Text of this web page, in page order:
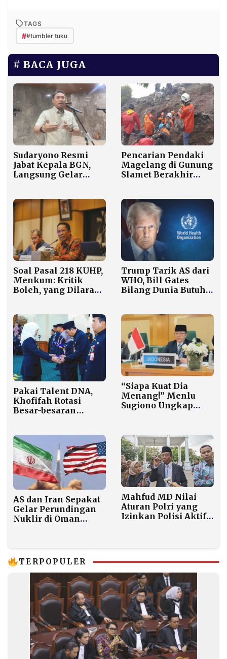
TAGS
##tumbler tuku
BACA JUGA
Sudaryono Resmi
Jabat Kepala BGN,
Langsung Gelar
Pencarian Pendaki
Magelang di Gunung
Slamet Berakhir
Pemantauan
Soal Pasal 218 KUHP,
Menkum: Kritik
Boleh, yang Dilarang
Trump Tarik AS dari
WHO, Bill Gates
Bilang Dunia Butuh
Pakai Talent DNA,
Khofifah Rotasi
Besar-besaran
“Siapa Kuat Dia
Menang!” Menlu
Sugiono Ungkap
II
AS dan Iran Sepakat
Gelar Perundingan
Nuklir di Oman
Mahfud MD Nilai
Aturan Polri yang
Izinkan Polisi Aktif
TERPOPULER